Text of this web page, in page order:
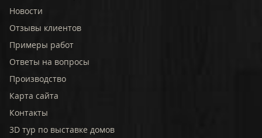
Новости
Отзывы клиентов
Примеры работ
Ответы на вопросы
Производство
Карта сайта
Контакты
3D тур по выставке домов